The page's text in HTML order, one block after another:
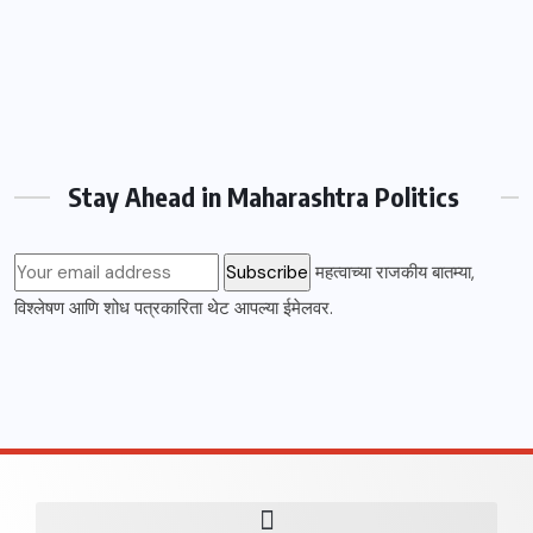
Stay Ahead in Maharashtra Politics
महत्वाच्या राजकीय बातम्या,
विश्लेषण आणि शोध पत्रकारिता थेट आपल्या ईमेलवर.